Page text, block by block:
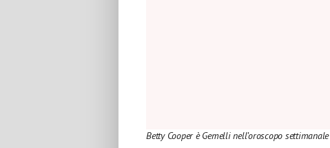
Betty Cooper è Gemelli nell’oroscopo settimanale